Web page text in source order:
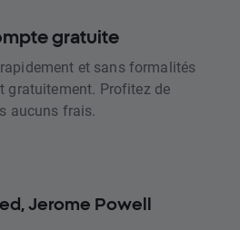
gratuite
et sans formalités
gratuitement. Profitez de
aucuns frais.
Jerome Powell